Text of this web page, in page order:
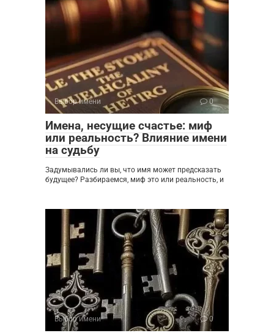
Выбор имени 0
Имена, несущие счастье: миф
или реальность? Влияние имени
на судьбу
Задумывались ли вы, что имя может предсказать
будущее? Разбираемся, миф это или реальность, и
Выбор имени 0